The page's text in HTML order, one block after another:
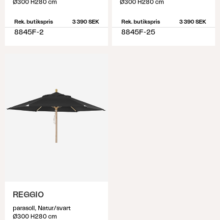
Ø300 H280 cm
Rek. butikspris 3 390 SEK
8845F-2
Ø300 H280 cm
Rek. butikspris 3 390 SEK
8845F-25
REGGIO
parasoll, Natur/svart
Ø300 H280 cm